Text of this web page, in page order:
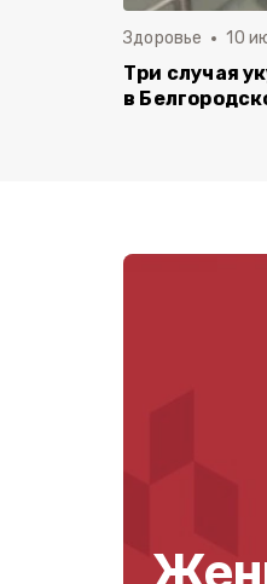
Здоровье 10
Три случая
в